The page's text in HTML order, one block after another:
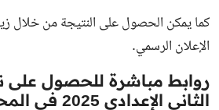
كما يمكن الحصول على النتيجة من خلال
الإعلان الرسمي.
روابط مباشرة للحصول على
الثاني الإعدادي 2025 في المحافظات